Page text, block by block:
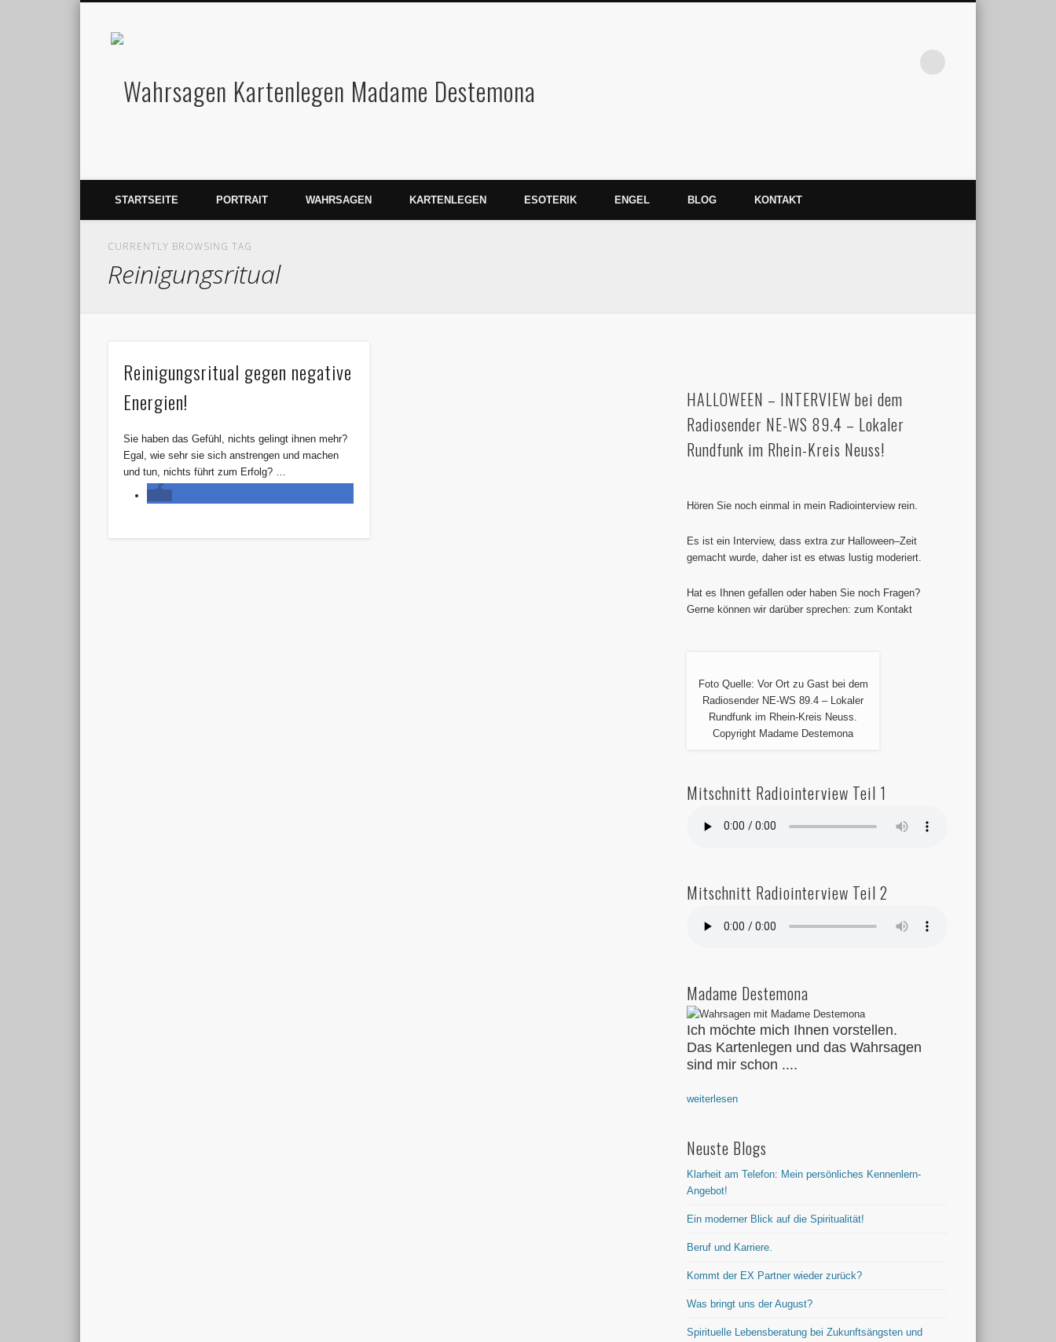
Wahrsagen Kartenlegen Madame Destemona
STARTSEITE PORTRAIT WAHRSAGEN KARTENLEGEN ESOTERIK ENGEL BLOG KONTAKT
CURRENTLY BROWSING TAG
Reinigungsritual
Reinigungsritual gegen negative
Energien!
Sie haben das Gefühl, nichts gelingt ihnen mehr?
Egal, wie sehr sie sich anstrengen und machen
und tun, nichts führt zum Erfolg? …
HALLOWEEN – INTERVIEW bei dem
Radiosender NE-WS 89.4 – Lokaler
Rundfunk im Rhein-Kreis Neuss!
Hören Sie noch einmal in mein Radiointerview rein.
Es ist ein Interview, dass extra zur Halloween–Zeit
gemacht wurde, daher ist es etwas lustig moderiert.
Hat es Ihnen gefallen oder haben Sie noch Fragen?
Gerne können wir darüber sprechen: zum Kontakt
Foto Quelle: Vor Ort zu Gast bei dem
Radiosender NE-WS 89.4 – Lokaler
Rundfunk im Rhein-Kreis Neuss.
Copyright Madame Destemona
Mitschnitt Radiointerview Teil 1
Mitschnitt Radiointerview Teil 2
Madame Destemona
Ich möchte mich Ihnen vorstellen.
Das Kartenlegen und das Wahrsagen
sind mir schon ....
weiterlesen
Neuste Blogs
Klarheit am Telefon: Mein persönliches Kennenlern-
Angebot!
Ein moderner Blick auf die Spiritualität!
Beruf und Karriere.
Kommt der EX Partner wieder zurück?
Was bringt uns der August?
Spirituelle Lebensberatung bei Zukunftsängsten und